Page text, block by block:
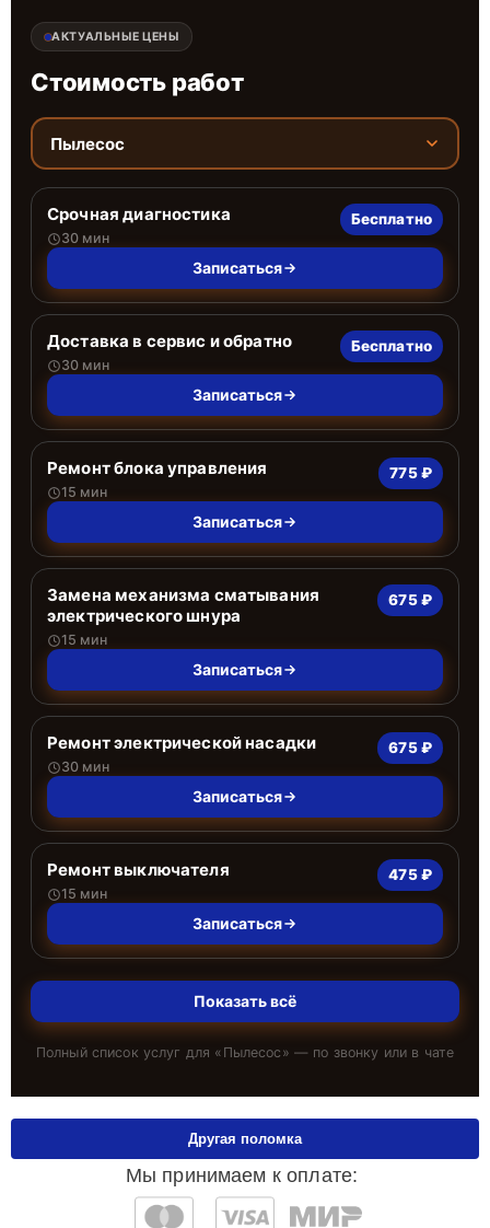
АКТУАЛЬНЫЕ ЦЕНЫ
Стоимость работ
Пылесос
Срочная диагностика
30 мин
Бесплатно
Записаться
Доставка в сервис и обратно
30 мин
Бесплатно
Записаться
Ремонт блока управления
15 мин
775 ₽
Записаться
Замена механизма сматывания
электрического шнура
15 мин
675 ₽
Записаться
Ремонт электрической насадки
30 мин
675 ₽
Записаться
Ремонт выключателя
15 мин
475 ₽
Записаться
Показать всё
Полный список услуг для « Пылесос » — по звонку или в чате
Мы принимаем к оплате:
Другая поломка